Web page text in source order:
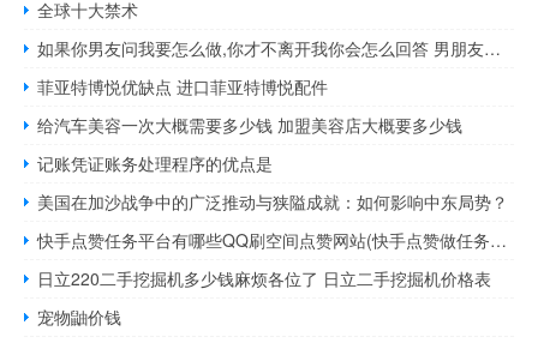
全球十大禁术
如果你男友问我要怎么做,你才不离开我你会怎么回答 男朋友都是怎么做你的
菲亚特博悦优缺点 进口菲亚特博悦配件
给汽车美容一次大概需要多少钱 加盟美容店大概要多少钱
记账凭证账务处理程序的优点是
美国在加沙战争中的广泛推动与狭隘成就：如何影响中东局势？
快手点赞任务平台有哪些QQ刷空间点赞网站(快手点赞做任务是真的吗)
日立220二手挖掘机多少钱麻烦各位了 日立二手挖掘机价格表
宠物鼬价钱